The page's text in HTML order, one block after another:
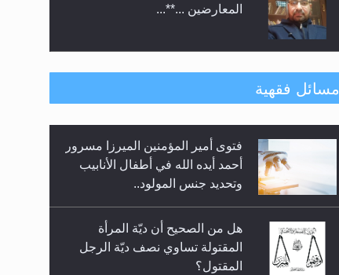
المعارضين ...**...
متطلَّبات التّحريك الجديد...
رأيٌ في لغة المسيح الموعود عليه
السلام.. 4...
مسائل فقهية
فتوى أمير المؤمنين الميرزا مسرور
أحمد أيده الله في أطفال الأنابيب
وتحديد جنس المولود..
هل من الصحيح أن ديّة المرأة
المقتولة تساوي نصف ديّة الرجل
المقتول؟